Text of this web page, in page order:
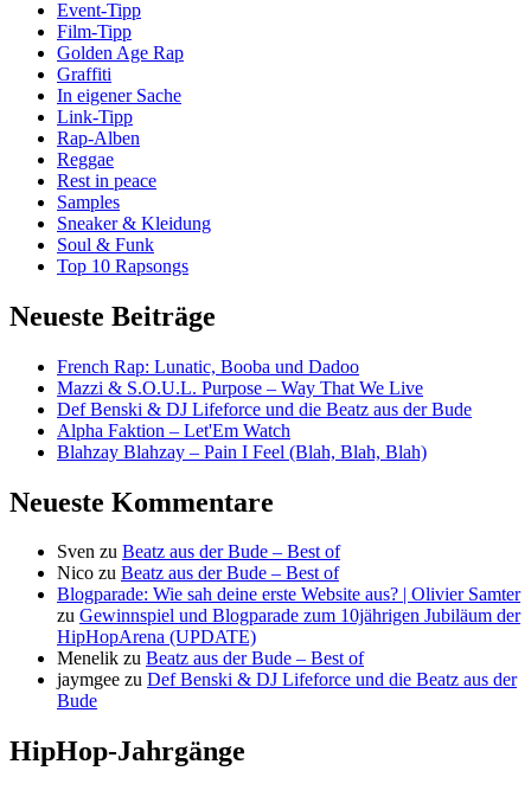
Event-Tipp
Film-Tipp
Golden Age Rap
Graffiti
In eigener Sache
Link-Tipp
Rap-Alben
Reggae
Rest in peace
Samples
Sneaker & Kleidung
Soul & Funk
Top 10 Rapsongs
Neueste Beiträge
French Rap: Lunatic, Booba und Dadoo
Mazzi & S.O.U.L. Purpose – Way That We Live
Def Benski & DJ Lifeforce und die Beatz aus der Bude
Alpha Faktion – Let'Em Watch
Blahzay Blahzay – Pain I Feel (Blah, Blah, Blah)
Neueste Kommentare
Sven zu Beatz aus der Bude – Best of
Nico zu Beatz aus der Bude – Best of
Blogparade: Wie sah deine erste Website aus? | Olivier Samter
zu Gewinnspiel und Blogparade zum 10jährigen Jubiläum der
HipHopArena (UPDATE)
Menelik zu Beatz aus der Bude – Best of
jaymgee zu Def Benski & DJ Lifeforce und die Beatz aus der
Bude
HipHop-Jahrgänge